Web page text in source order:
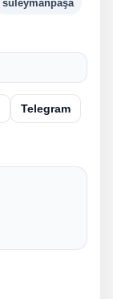
süleymanpaşa
Telegram